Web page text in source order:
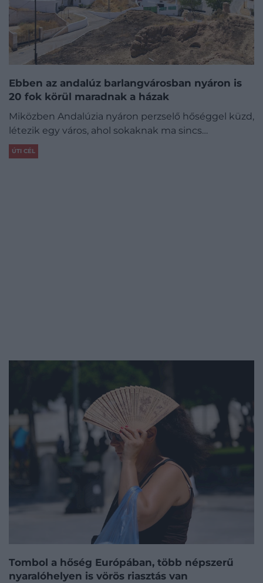
Ebben az andalúz barlangvárosban nyáron is
20 fok körül maradnak a házak
Miközben Andalúzia nyáron perzselő hőséggel küzd,
létezik egy város, ahol sokaknak ma sincs…
ÚTI CÉL
Tombol a hőség Európában, több népszerű
nyaralóhelyen is vörös riasztás van